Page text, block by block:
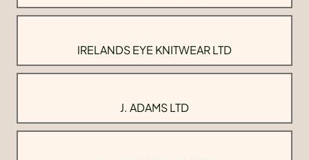
IRELANDS EYE KNITWEAR LTD
J. ADAMS LTD